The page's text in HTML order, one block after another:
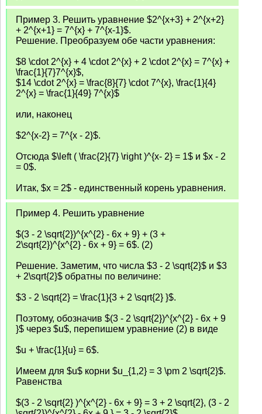
Пример 3. Решить уравнение $2^{x+3} + 2^{x+2}
+ 2^{x+1} = 7^{x} + 7^{x-1}$.
Решение. Преобразуем обе части уравнения:
$8 \cdot 2^{x} + 4 \cdot 2^{x} + 2 \cdot 2^{x} = 7^{x} +
\frac{1}{7}7^{x}$,
$14 \cdot 2^{x} = \frac{8}{7} \cdot 7^{x}, \frac{1}{4}
2^{x} = \frac{1}{49} 7^{x}$
или, наконец
$2^{x-2} = 7^{x - 2}$.
Отсюда $\left ( \frac{2}{7} \right )^{x- 2} = 1$ и $x - 2
= 0$.
Итак, $x = 2$ - единственный корень уравнения.
Пример 4. Решить уравнение
$(3 - 2 \sqrt{2})^{x^{2} - 6x + 9} + (3 +
2\sqrt{2})^{x^{2} - 6x + 9} = 6$. (2)
Решение. Заметим, что числа $3 - 2 \sqrt{2}$ и $3
+ 2\sqrt{2}$ обратны по величине:
$3 - 2 \sqrt{2} = \frac{1}{3 + 2 \sqrt{2} }$.
Поэтому, обозначив $(3 - 2 \sqrt{2})^{x^{2} - 6x + 9
}$ через $u$, перепишем уравнение (2) в виде
$u + \frac{1}{u} = 6$.
Имеем для $u$ корни $u_{1,2} = 3 \pm 2 \sqrt{2}$.
Равенства
$(3 - 2 \sqrt{2} )^{x^{2} - 6x + 9} = 3 + 2 \sqrt{2}, (3 - 2